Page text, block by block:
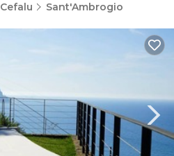
Cefalu Sant'Ambrogio